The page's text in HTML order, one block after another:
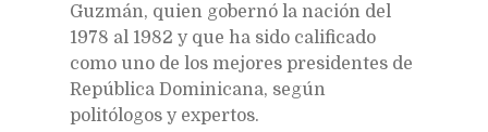
Guzmán, quien gobernó la nación del
1978 al 1982 y que ha sido calificado
como uno de los mejores presidentes de
República Dominicana, según
politólogos y expertos.